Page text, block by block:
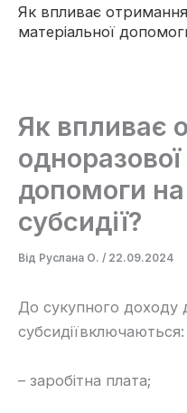
Як впливає
матеріальної
Як впливає
допомоги
субсидії?
Від Руслана О. / 22.09.2024
До сукупного доходу
субсидіївключаються:
– заробітна плата;